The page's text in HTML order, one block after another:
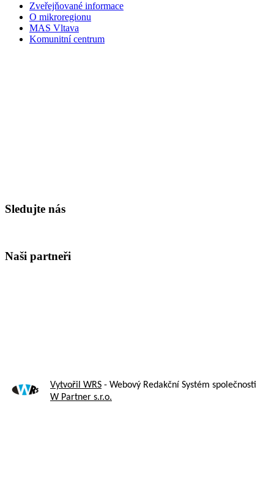
Zveřejňované informace
O mikroregionu
MAS Vltava
Komunitní centrum
Sledujte nás
Naši partneři
Vytvořil WRS - Webový Redakční Systém společnosti
W Partner s.r.o.